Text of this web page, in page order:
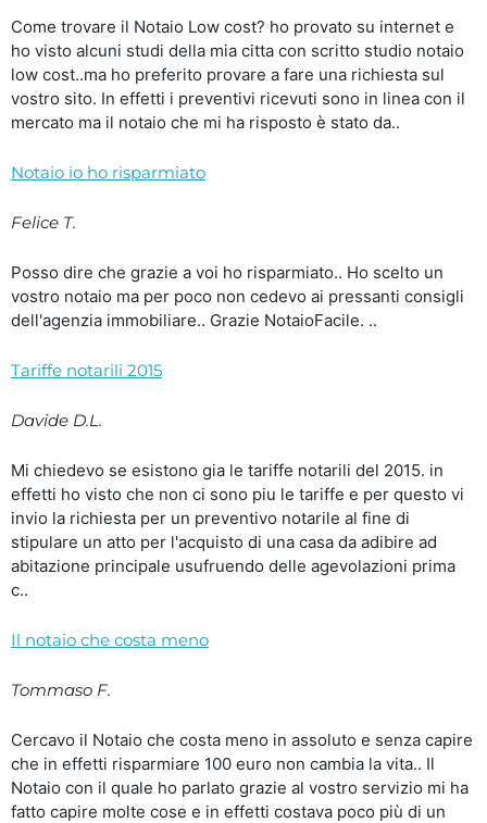
Come trovare il Notaio Low cost? ho provato su internet e
ho visto alcuni studi della mia citta con scritto studio notaio
low cost..ma ho preferito provare a fare una richiesta sul
vostro sito. In effetti i preventivi ricevuti sono in linea con il
mercato ma il notaio che mi ha risposto è stato da..
Notaio io ho risparmiato
Felice T.
Posso dire che grazie a voi ho risparmiato.. Ho scelto un
vostro notaio ma per poco non cedevo ai pressanti consigli
dell'agenzia immobiliare.. Grazie NotaioFacile. ..
Tariffe notarili 2015
Davide D.L.
Mi chiedevo se esistono gia le tariffe notarili del 2015. in
effetti ho visto che non ci sono piu le tariffe e per questo vi
invio la richiesta per un preventivo notarile al fine di
stipulare un atto per l'acquisto di una casa da adibire ad
abitazione principale usufruendo delle agevolazioni prima
c..
Il notaio che costa meno
Tommaso F.
Cercavo il Notaio che costa meno in assoluto e senza capire
che in effetti risparmiare 100 euro non cambia la vita.. Il
Notaio con il quale ho parlato grazie al vostro servizio mi ha
fatto capire molte cose e in effetti costava poco più di un